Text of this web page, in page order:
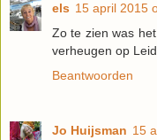
els 15 april 2015
Zo te zien was
verheugen op
Beantwoorden
Jo Huijsman 15